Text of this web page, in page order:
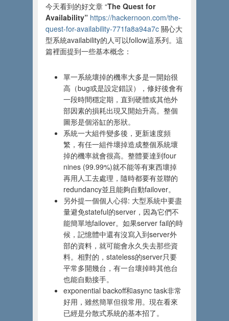
今天看到的好文章 “The Quest for
Availability” https://hackernoon.com/the-
quest-for-availability-771fa8a94a7c關心大
型系統availability的人可以follow這系列。這
篇裡面提到一些基本概念：
單一系統壞掉的機率大多是一開始很
高（bug或是設定錯誤），修好後會有
一段時間穩定期，直到硬體或其他外
部因素的損耗出現又開始升高。整個
圖形是個浴缸的形狀。
系統一大組件變多後，更新速度頻
繁，有任一組件壞掉造成整個系統壞
掉的機率就會很高。整體要達到four
nines (99.99%)就不能等有東西壞掉
再用人工去處理，隨時都要有並聯的
redundancy並且能夠自動failover。
另外提一個個人心得: 大型系統中要盡
量避免stateful的server，因為它們不
能簡單地failover。如果server fail的時
候，記憶體中還有沒寫入到server外
部的資料，就可能會永久失去那些資
料。相對的，stateless的server只要
平常多開幾台，有一台壞掉時其他台
也能自動接手。
exponential backoff和async task非常
好用，雖然簡單但很常用。現在看來
已經是分散式系統的基本招了。